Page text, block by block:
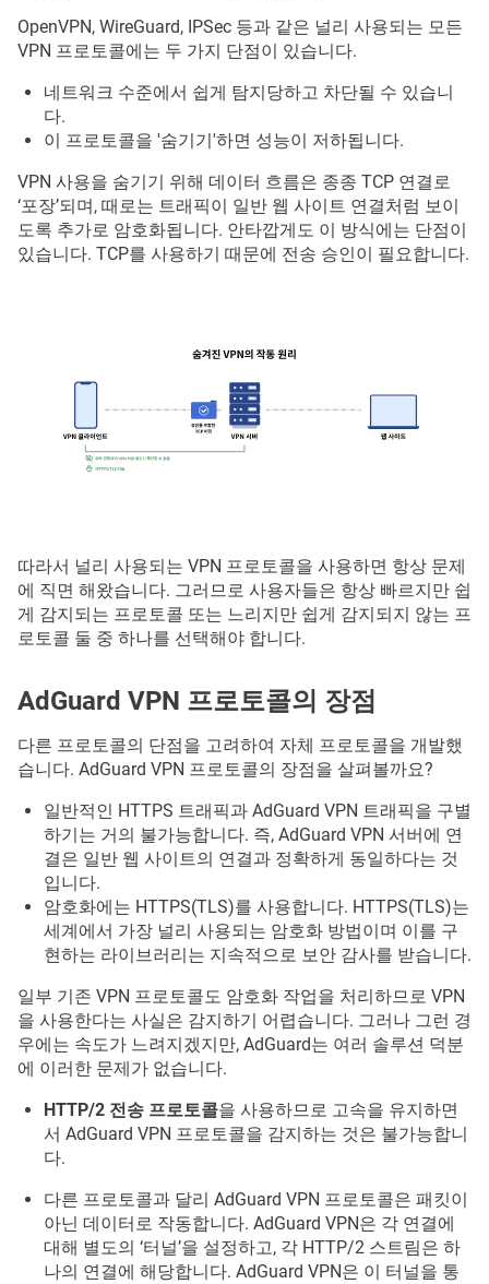
OpenVPN, WireGuard, IPSec 등과 같은 널리 사용되는 모든
VPN 프로토콜에는 두 가지 단점이 있습니다.
네트워크 수준에서 쉽게 탐지당하고 차단될 수 있습니
다.
이 프로토콜을 '숨기기'하면 성능이 저하됩니다.
VPN 사용을 숨기기 위해 데이터 흐름은 종종 TCP 연결로
‘포장’되며, 때로는 트래픽이 일반 웹 사이트 연결처럼 보이
도록 추가로 암호화됩니다. 안타깝게도 이 방식에는 단점이
있습니다. TCP를 사용하기 때문에 전송 승인이 필요합니다.
따라서 널리 사용되는 VPN 프로토콜을 사용하면 항상 문제
에 직면 해왔습니다. 그러므로 사용자들은 항상 빠르지만 쉽
게 감지되는 프로토콜 또는 느리지만 쉽게 감지되지 않는 프
로토콜 둘 중 하나를 선택해야 합니다.
AdGuard VPN 프로토콜의 장점
다른 프로토콜의 단점을 고려하여 자체 프로토콜을 개발했
습니다. AdGuard VPN 프로토콜의 장점을 살펴볼까요?
일반적인 HTTPS 트래픽과 AdGuard VPN 트래픽을 구별
하기는 거의 불가능합니다. 즉, AdGuard VPN 서버에 연
결은 일반 웹 사이트의 연결과 정확하게 동일하다는 것
입니다.
암호화에는 HTTPS(TLS)를 사용합니다. HTTPS(TLS)는
세계에서 가장 널리 사용되는 암호화 방법이며 이를 구
현하는 라이브러리는 지속적으로 보안 감사를 받습니다.
일부 기존 VPN 프로토콜도 암호화 작업을 처리하므로 VPN
을 사용한다는 사실은 감지하기 어렵습니다. 그러나 그런 경
우에는 속도가 느려지겠지만, AdGuard는 여러 솔루션 덕분
에 이러한 문제가 없습니다.
HTTP/2 전송 프로토콜을 사용하므로 고속을 유지하면
서 AdGuard VPN 프로토콜을 감지하는 것은 불가능합니
다.
다른 프로토콜과 달리 AdGuard VPN 프로토콜은 패킷이
아닌 데이터로 작동합니다. AdGuard VPN은 각 연결에
대해 별도의 ‘터널’을 설정하고, 각 HTTP/2 스트림은 하
나의 연결에 해당합니다. AdGuard VPN은 이 터널을 통